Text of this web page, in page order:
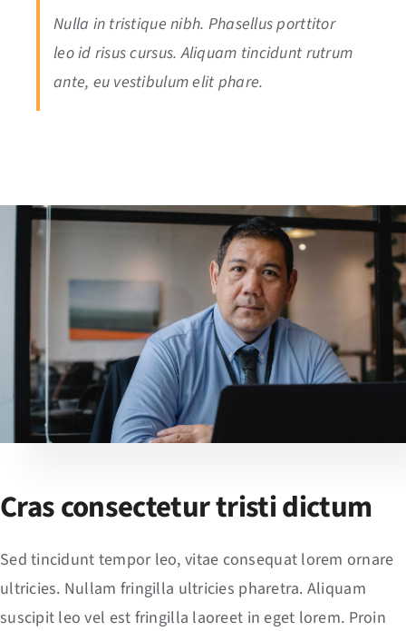
Nulla in tristique nibh. Phasellus porttitor
leo id risus cursus. Aliquam tincidunt rutrum
ante, eu vestibulum elit phare.
Cras consectetur tristi dictum
Sed tincidunt tempor leo, vitae consequat lorem ornare
ultricies. Nullam fringilla ultricies pharetra. Aliquam
suscipit leo vel est fringilla laoreet in eget lorem. Proin